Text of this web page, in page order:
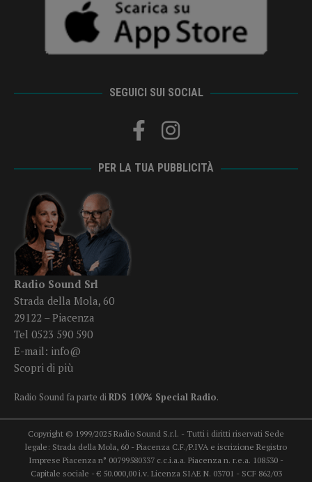
SEGUICI SUI SOCIAL
PER LA TUA PUBBLICITÀ
Radio Sound Srl
Strada della Mola, 60
29122 – Piacenza
Tel 0523 590 590
E-mail: info@
Scopri di più
Radio Sound fa parte diRDS 100% Special Radio.
Copyright © 1999/2025 Radio Sound S.r.l. - Tutti i diritti riservati Sede
legale: Strada della Mola, 60 - Piacenza C.F./P.IVA e iscrizione Registro
Imprese Piacenza n° 00799580337 c.c.i.a.a. Piacenza n. r.e.a. 108530 -
Capitale sociale - € 50.000,00 i.v. Licenza SIAE N. 03701 - SCF 862/03